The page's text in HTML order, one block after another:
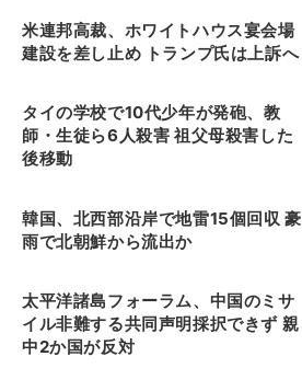
米連邦高裁、ホワイトハウス宴会場
建設を差し止め トランプ氏は上訴へ
タイの学校で10代少年が発砲、教
師・生徒ら6人殺害 祖父母殺害した
後移動
韓国、北西部沿岸で地雷15個回収 豪
雨で北朝鮮から流出か
太平洋諸島フォーラム、中国のミサ
イル非難する共同声明採択できず 親
中2か国が反対